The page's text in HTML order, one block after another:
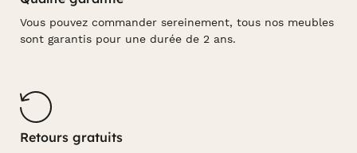
Vous pouvez commander sereinement, tous nos meubles
sont garantis pour une durée de 2 ans.
Retours gratuits